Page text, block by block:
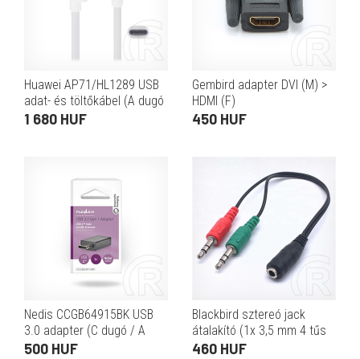
Huawei AP71/HL1289 USB
adat- és töltőkábel (A dugó
/ C dugó, 5A, 1 m, fehér,
1 680 HUF
Gembird adapter DVI (M) >
HDMI (F)
450 HUF
Nedis CCGB64915BK USB
3.0 adapter (C dugó / A
aljzat, 5 Gbps, OTG, fekete)
500 HUF
Blackbird sztereó jack
átalakító (1x 3,5 mm 4 tűs
aljzat / 2x 3,5 mm 3 tűs
460 HUF